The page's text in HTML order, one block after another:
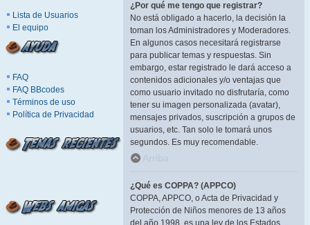
Lista de Usuarios
El equipo
FAQ
FAQ BBcodes
Términos de uso
Política de Privacidad
¿Por qué me tengo que registrar?
No está obligado a hacerlo, la decisión la
toman los Administradores y Moderadores.
En algunos casos necesitará registrarse
para publicar temas y respuestas. Sin
embargo, estar registrado le dará acceso a
contenidos adicionales y/o ventajas que
como usuario invitado no disfrutaría, como
tener su imagen personalizada (avatar),
mensajes privados, suscripción a grupos de
usuarios, etc. Tan solo le tomará unos
segundos. Es muy recomendable.
Arriba
¿Qué es COPPA? (APPCO)
COPPA, APPCO, o Acta de Privacidad y
Protección de Niños menores de 13 años
del año 1998, es una ley de los Estados